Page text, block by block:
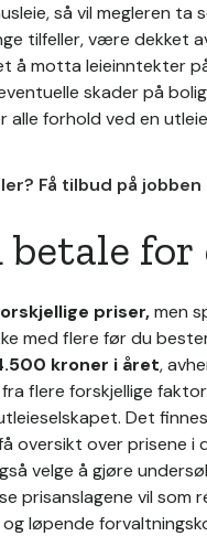
så vil megleren
tilfeller, være dekket
å motta leieinntekter
skader på
forhold ved en
Få tilbud på jobben
betale
priser,men
med flere før du
kroner i året,
flere forskjellige
Det
oversikt over prisene
velge å gjøre
prisanslagene vil som
løpende